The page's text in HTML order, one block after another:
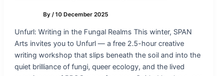
By/10 December 2025
Unfurl: Writing in the Fungal Realms This winter, SPAN
Arts invites you to Unfurl — a free 2.5-hour creative
writing workshop that slips beneath the soil and into the
quiet brilliance of fungi, queer ecology, and the lived